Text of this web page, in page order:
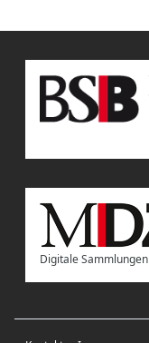
Digitale Sammlungen